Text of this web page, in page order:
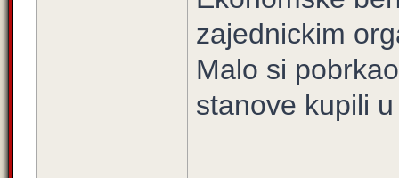
zajednickim
Malo si
stanove kupili